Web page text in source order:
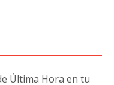
Última Hora en tu